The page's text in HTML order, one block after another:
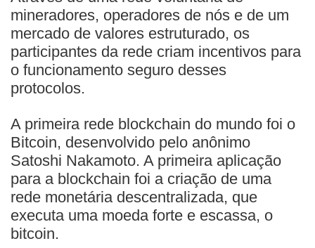
mineradores, operadores de nós e de um
mercado de valores estruturado, os
participantes da rede criam incentivos para
o funcionamento seguro desses
protocolos.
A primeira rede blockchain do mundo foi o
Bitcoin, desenvolvido pelo anônimo
Satoshi Nakamoto. A primeira aplicação
para a blockchain foi a criação de uma
rede monetária descentralizada, que
executa uma moeda forte e escassa, o
bitcoin.